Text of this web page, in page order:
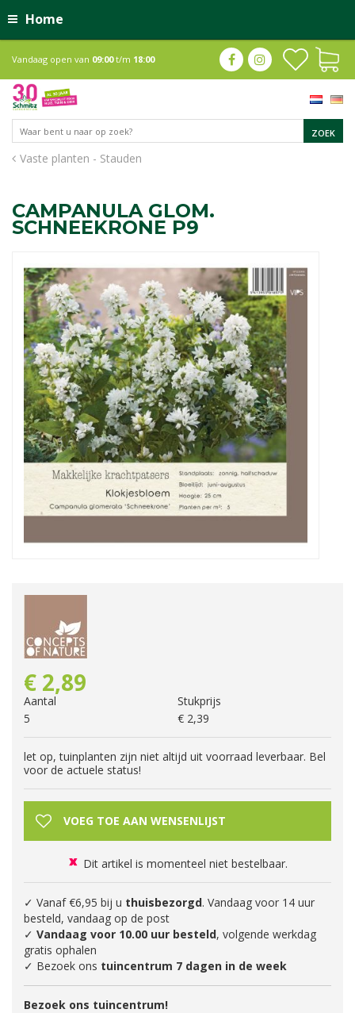
Home
Vaste planten - Stauden
Vandaag open van 09:00t/m 18:00
CAMPANULA GLOM.
SCHNEEKRONE P9
€ 2,89
Aantal
Stukprijs
5
€ 2,39
let op, tuinplanten zijn niet altijd uit voorraad leverbaar. Bel
voor de actuele status!
Dit artikel is momenteel niet bestelbaar.
✓ Vanaf €6,95 bij u thuisbezorgd. Vandaag voor 14 uur
besteld, vandaag op de post
✓ Vandaag voor 10.00 uur besteld, volgende werkdag
gratis ophalen
✓ Bezoek ons tuincentrum 7 dagen in de week
Bezoek ons tuincentrum!